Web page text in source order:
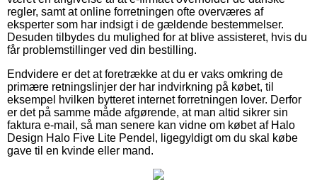
regler, samt at online forretningen ofte overværes af
eksperter som har indsigt i de gældende bestemmelser.
Desuden tilbydes du mulighed for at blive assisteret, hvis du
får problemstillinger ved din bestilling.
Endvidere er det at foretrække at du er vaks omkring de
primære retningslinjer der har indvirkning på købet, til
eksempel hvilken bytteret internet forretningen lover. Derfor
er det på samme måde afgørende, at man altid sikrer sin
faktura e-mail, så man senere kan vidne om købet af Halo
Design Halo Five Lite Pendel, ligegyldigt om du skal købe
gave til en kvinde eller mand.